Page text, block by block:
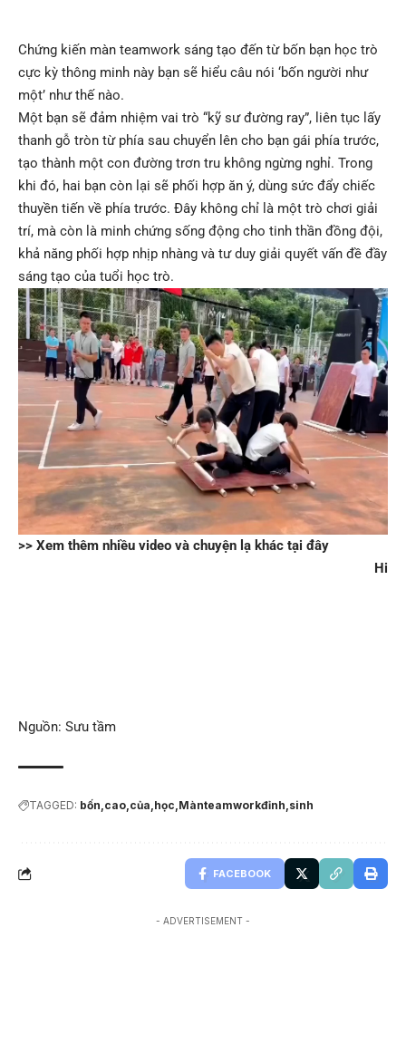
Chứng kiến màn teamwork sáng tạo đến từ bốn bạn học trò
cực kỳ thông minh này bạn sẽ hiểu câu nói ‘bốn người như
một’ như thế nào.
Một bạn sẽ đảm nhiệm vai trò “kỹ sư đường ray”, liên tục lấy
thanh gỗ tròn từ phía sau chuyển lên cho bạn gái phía trước,
tạo thành một con đường trơn tru không ngừng nghỉ. Trong
khi đó, hai bạn còn lại sẽ phối hợp ăn ý, dùng sức đẩy chiếc
thuyền tiến về phía trước. Đây không chỉ là một trò chơi giải
trí, mà còn là minh chứng sống động cho tinh thần đồng đội,
khả năng phối hợp nhịp nhàng và tư duy giải quyết vấn đề đầy
sáng tạo của tuổi học trò.
>> Xem thêm nhiều video và chuyện lạ khác tại đây
Hi
Nguồn: Sưu tầm
TAGGED: bốn cao của học Mànteamworkđỉnh sinh
FACEBOOK
- ADVERTISEMENT -